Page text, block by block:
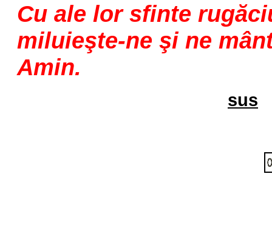
Cu ale lor sfinte
miluieşte-ne şi ne
Amin.
sus